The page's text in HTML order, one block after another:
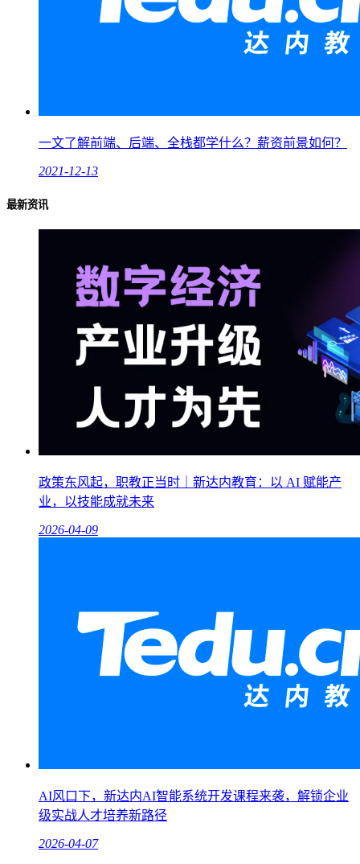
一文了解前端、后端、全栈都学什么？薪资前景如何？
2021-12-13
最新资讯
政策东风起，职教正当时｜新达内教育：以 AI 赋能产
业，以技能成就未来
2026-04-09
AI风口下，新达内AI智能系统开发课程来袭，解锁企业
级实战人才培养新路径
2026-04-07